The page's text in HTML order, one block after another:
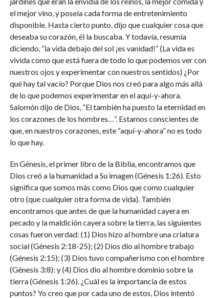
el mejor vino, y poseía cada forma de entretenimiento
disponible. Hasta cierto punto, dijo que cualquier cosa que
deseaba su corazón, él la buscaba. Y todavía, resumía
diciendo, “la vida debajo del sol ¡es vanidad!” (La vida es
vivida como que está fuera de todo lo que podemos ver con
nuestros ojos y experimentar con nuestros sentidos) ¿Por
qué hay tal vacío? Porque Dios nos creó para algo más allá
de lo que podemos experimentar en el aquí-y-ahora.
Salomón dijo de Dios, “El también ha puesto la eternidad en
los corazones de los hombres…”. Estamos conscientes de
que, en nuestros corazones, este “aquí-y-ahora” no es todo
lo que hay.
En Génesis, el primer libro de la Biblia, encontramos que
Dios creó a la humanidad a Su imagen (Génesis 1:26). Esto
significa que somos más como Dios que como cualquier
otro (que cualquier otra forma de vida). También
encontramos que antes de que la humanidad cayera en
pecado y la maldición cayera sobre la tierra, las siguientes
cosas fueron verdad: (1) Dios hizo al hombre una criatura
social (Génesis 2:18-25); (2) Dios dio al hombre trabajo
(Génesis 2:15); (3) Dios tuvo compañerismo con el hombre
(Génesis 3:8): y (4) Dios dio al hombre dominio sobre la
tierra (Génesis 1:26). ¿Cuál es la importancia de estos
puntos? Yo creo que por cada uno de estos, Dios intentó